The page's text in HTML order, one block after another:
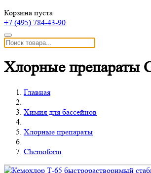
Корзина пуста
+7 (495) 784-43-90
Хлорные препараты
Главная
Химия для бассейнов
Хлорные препараты
Chemoform